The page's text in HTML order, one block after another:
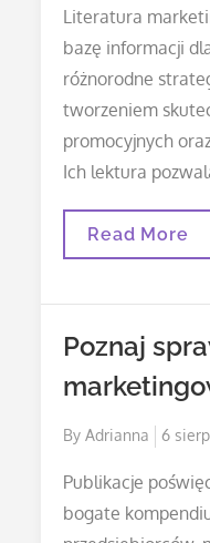
Literatura
bazę informacji
różnorodne
tworzeniem
promocyjnych
Ich lektura
Rozwijaj
O
Read More
Poznaj
ByAdrianna
Posted
6
Publikacje
bogate